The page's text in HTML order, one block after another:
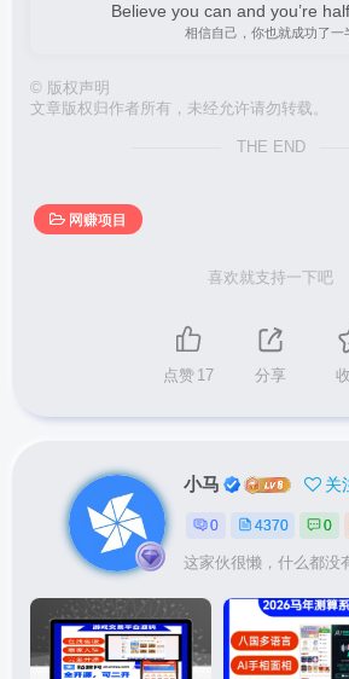
Believe you can and you’re
相信自己，你也就成功了一
© 版权声明
文章版权归作者所有，未经允许请勿转载。
THE END
网赚项目
喜欢就支持一下吧
点赞 17 分享
小马 关
0 4370 0
这家伙很懒，什么都没